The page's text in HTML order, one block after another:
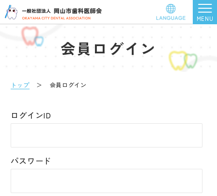
会員ログイン
トップ ＞ 会員ログイン
ログインID
パスワード